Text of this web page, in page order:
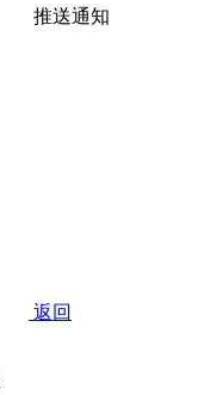
推送通知
返回